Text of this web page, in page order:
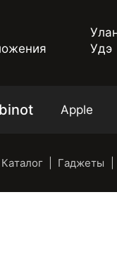
Удэ
Apple
Каталог Гаджеты